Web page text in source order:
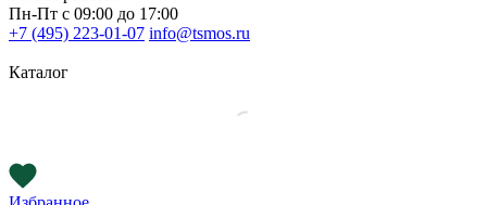
Пн-Пт с 09:00 до 17:00
+7 (495) 223-01-07 info@tsmos.ru
Каталог